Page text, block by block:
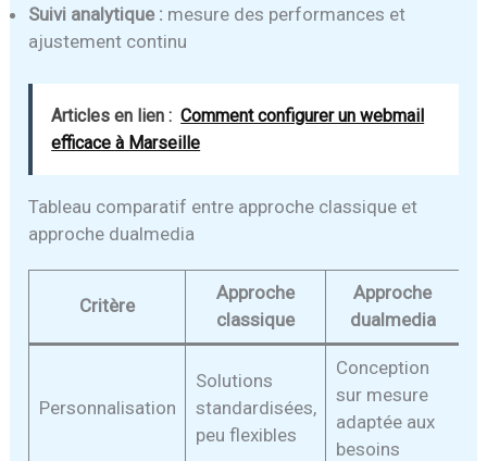
Suivi analytique : mesure des performances et
ajustement continu
Articles en lien : Comment configurer un webmail
efficace à Marseille
Tableau comparatif entre approche classique et
approche dualmedia
Critère
Approche
classique
Approche
dualmedia
Personnalisation
Solutions
standardisées,
peu flexibles
Conception
sur mesure
adaptée aux
besoins